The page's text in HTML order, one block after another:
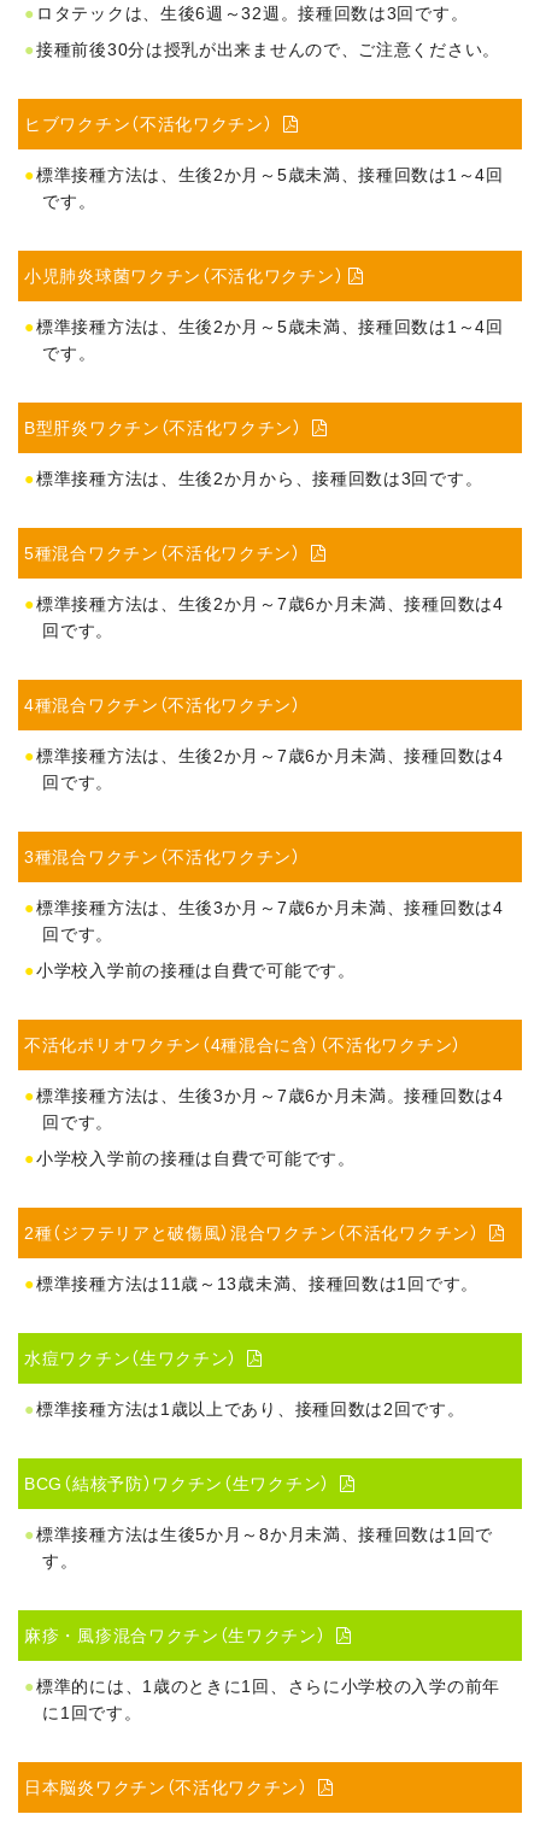
ロタテックは、生後6週～32週。接種回数は3回です。
接種前後30分は授乳が出来ませんので、ご注意ください。
ヒブワクチン（不活化ワクチン） 
標準接種方法は、生後2か月～5歳未満、接種回数は1～4回
です。
小児肺炎球菌ワクチン（不活化ワクチン） 
標準接種方法は、生後2か月～5歳未満、接種回数は1～4回
です。
B型肝炎ワクチン（不活化ワクチン） 
標準接種方法は、生後2か月から、接種回数は3回です。
5種混合ワクチン（不活化ワクチン） 
標準接種方法は、生後2か月～7歳6か月未満、接種回数は4
回です。
4種混合ワクチン（不活化ワクチン）
標準接種方法は、生後2か月～7歳6か月未満、接種回数は4
回です。
3種混合ワクチン（不活化ワクチン）
標準接種方法は、生後3か月～7歳6か月未満、接種回数は4
回です。
小学校入学前の接種は自費で可能です。
不活化ポリオワクチン（4種混合に含）（不活化ワクチン）
標準接種方法は、生後3か月～7歳6か月未満。接種回数は4
回です。
小学校入学前の接種は自費で可能です。
2種（ジフテリアと破傷風）混合ワクチン（不活化ワクチン） 
標準接種方法は11歳～13歳未満、接種回数は1回です。
水痘ワクチン（生ワクチン） 
標準接種方法は1歳以上であり、接種回数は2回です。
BCG（結核予防）ワクチン（生ワクチン） 
標準接種方法は生後5か月～8か月未満、接種回数は1回で
す。
麻疹・風疹混合ワクチン（生ワクチン） 
標準的には、1歳のときに1回、さらに小学校の入学の前年
に1回です。
日本脳炎ワクチン（不活化ワクチン） 